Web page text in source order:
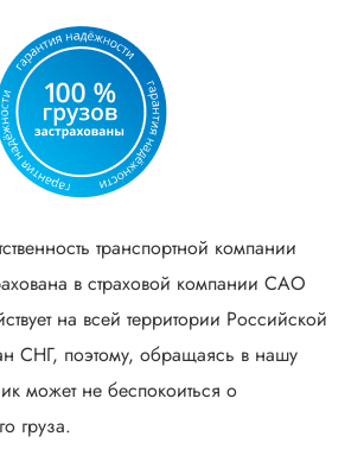
транспортной компании
в страховой компании САО
на всей территории Российской
СНГ, поэтому, обращаясь в нашу
может не беспокоиться о
груза.